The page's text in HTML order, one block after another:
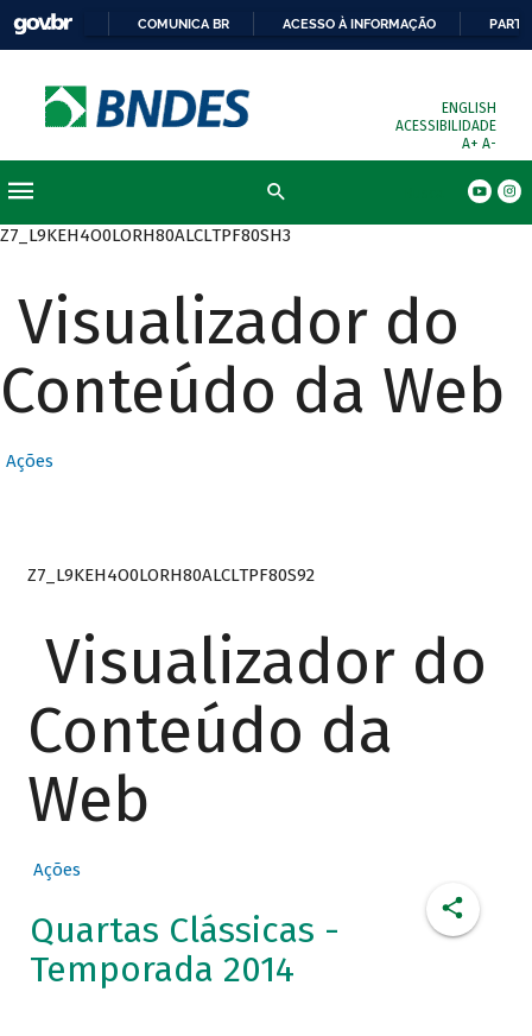
COMUNICA BR ACESSO À INFORMAÇÃO
ENGLISH
ACESSIBILIDADE
A+ A-
Z7_L9KEH4O0LORH80ALCLTPF80SH3
Visualizador do
Conteúdo da Web
Ações
Z7_L9KEH4O0LORH80ALCLTPF80S92
Visualizador do
Conteúdo da
Web
Ações
Quartas Clássicas -
Temporada 2014